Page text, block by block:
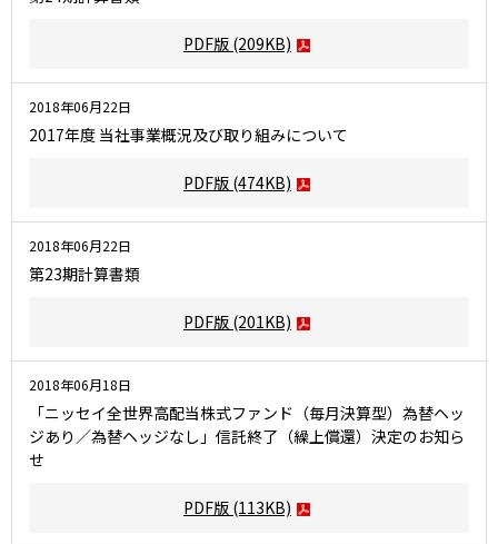
PDF版 (209KB)
2018年06月22日
2017年度 当社事業概況及び取り組みについて
PDF版 (474KB)
2018年06月22日
第23期計算書類
PDF版 (201KB)
2018年06月18日
「ニッセイ全世界高配当株式ファンド（毎月決算型）為替ヘッ
ジあり／為替ヘッジなし」信託終了（繰上償還）決定のお知ら
せ
PDF版 (113KB)